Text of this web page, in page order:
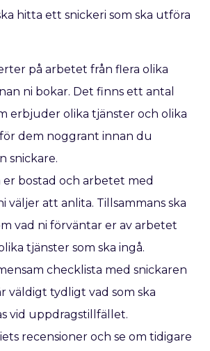
hitta ett snickeri som ska utföra
på arbetet från flera olika
ni bokar. Det finns ett antal
erbjuder olika tjänster och olika
dem noggrant innan du
snickare.
er bostad och arbetet med
väljer att anlita. Tillsammans ska
vad ni förväntar er av arbetet
tjänster som ska ingå.
checklista med snickaren
väldigt tydligt vad som ska
vid uppdragstillfället.
recensioner och se om tidigare